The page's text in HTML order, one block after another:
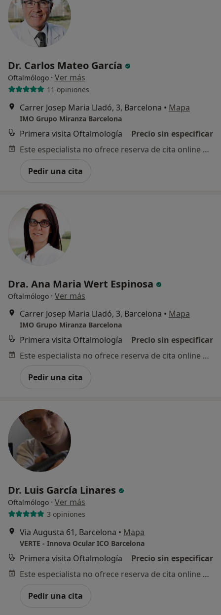
Dr. Carlos Mateo García
Oftalmólogo · Ver más
11 opiniones
Carrer Josep Maria Lladó, 3, Barcelona • Mapa
IMO Grupo Miranza Barcelona
Primera visita Oftalmología
Precio sin especificar
Este especialista no ofrece reserva de cita online en esta dirección.
Pedir una cita
Dra. Ana Maria Wert Espinosa
Oftalmólogo · Ver más
Carrer Josep Maria Lladó, 3, Barcelona • Mapa
IMO Grupo Miranza Barcelona
Primera visita Oftalmología
Precio sin especificar
Este especialista no ofrece reserva de cita online en esta dirección.
Pedir una cita
Dr. Luis García Linares
Oftalmólogo · Ver más
3 opiniones
Via Augusta 61, Barcelona • Mapa
VERTE - Innova Ocular ICO Barcelona
Primera visita Oftalmología
Precio sin especificar
Este especialista no ofrece reserva de cita online en esta dirección.
Pedir una cita
No, pero lo consideraría
No, y no confío en ello
Continuar